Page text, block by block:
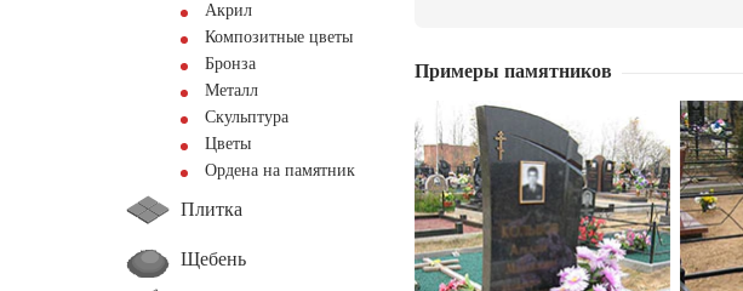
Акрил
Композитные цветы
Бронза
Металл
Скульптура
Цветы
Ордена на памятник
Плитка
Щебень
Примеры памятников